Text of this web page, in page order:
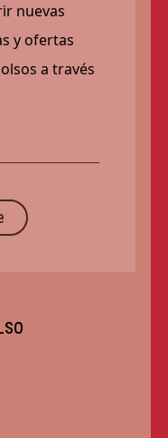
nuevas
y ofertas
a través